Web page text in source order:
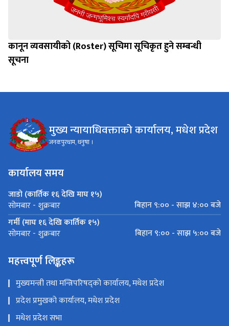
कानून व्यवसायीको (Roster) सूचिमा सूचिकृत हुने सम्बन्धी
सूचना
मुख्य न्यायाधिवक्ताको कार्यालय, मधेश प्रदेश
जनकपुरधाम, धनुषा ।
कार्यालय समय
जाडो (कार्तिक १६ देखि माघ १५)
सोमबार - शुक्रबार
बिहान ९:०० - साझ ४:०० बजे
गर्मी (माघ १६ देखि कार्तिक १५)
सोमबार - शुक्रबार बिहान ९:०० - साझ ५:०० बजे
महत्त्वपूर्ण लिङ्कहरू
मुख्यमन्त्री तथा मन्त्रिपरिषद्को कार्यालय, मधेश प्रदेश
प्रदेश प्रमुखको कार्यालय, मधेश प्रदेश
मधेश प्रदेश सभा